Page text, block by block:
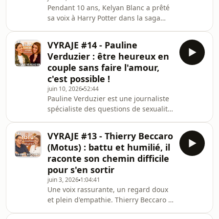
prison pour braquage, il décide de
reprendre sa vie en main, aidé de
quel
Pendant 10 ans, Kelyan Blanc a prêté
sa voix à Harry Potter dans la saga
être remplacé. Cette voix est devenue
culte auprès de toute une génération
de fans français de la saga, à tel point
que Kelyan restera pour beaucoup le
sorcier anglais à la cicatrice.Sauf
qu'après ce projet, ce rôle qui lui avait
tant collé à la peau a effra
VYRAJE #14 - Pauline
Verduzier : être heureux en
couple sans faire l'amour,
c'est possible !
juin 10, 2026 52:44
Pauline Verduzier est une journaliste
spécialiste des questions de sexualité.
fréquence de nos rapports sexuels,
entre mythes et injonctions, aux
éditions Grasset, dans lequel elle
parle de cette injonction pour les
couples à faire l'amour trois fois par
semaine pour montrer signe de
bonne santé. D'où vient cette règle ?
Peut
VYRAJE #13 - Thierry Beccaro
(Motus) : battu et humilié, il
raconte son chemin difficile
pour s'en sortir
juin 3, 2026 1:04:41
Une voix rassurante, un regard doux
et plein d'empathie. Thierry Beccaro a